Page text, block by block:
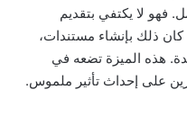
فهو لا يكتفي بتقديم
كان ذلك بإنشاء مستندات،
هذه الميزة تضعه في
على إحداث تأثير ملموس.